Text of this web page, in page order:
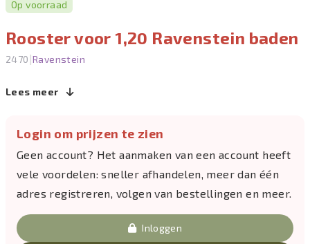
Op voorraad
Rooster voor 1,20 Ravenstein baden
2470 |Ravenstein
Lees meer
Login om prijzen te zien
Geen account? Het aanmaken van een account heeft
vele voordelen: sneller afhandelen, meer dan één
adres registreren, volgen van bestellingen en meer.
Inloggen